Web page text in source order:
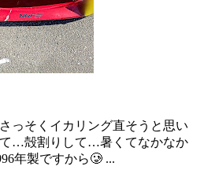
っそくイカリング直そうと思い
て…殻割りして…暑くてなかなか
年製ですから🥲 ...